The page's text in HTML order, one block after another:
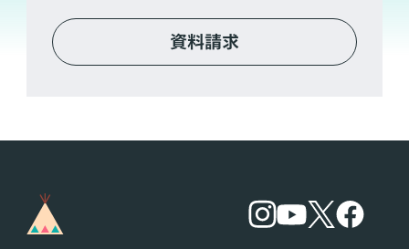
資料請求